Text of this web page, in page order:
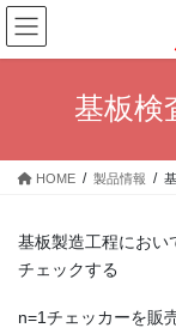
コ
ン
テ
ス
ナ
ビ
ゲ
ン
基板
HOME 製品情報
基板製造工程におい
チェックする
n=1チェッカーを販